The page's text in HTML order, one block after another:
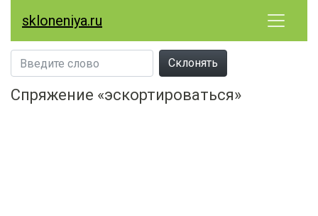
skloneniya.ru
Склонять
Спряжение «эскортироваться»